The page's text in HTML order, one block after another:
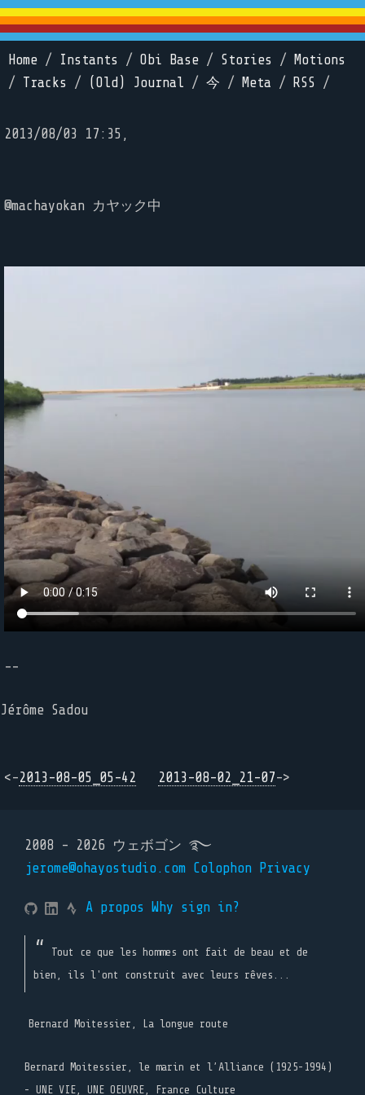
Home / Instants / Obi Base / Stories /
Motions
/ Tracks / (Old) Journal / 今 / Meta / RSS /
2013/08/03 17:35,
@machayokan カヤック中
--
Jérôme Sadou
<-2013-08-05_05-42 2013-08-02_21-07->
2008 - 2026 ウェボゴン ࿐
jerome@ohayostudio.com Colophon Privacy
A propos Why sign in?
Tout ce que les hommes ont fait de beau et de
bien, ils l'ont construit avec leurs rêves...
Bernard Moitessier, La longue route
Bernard Moitessier, le marin et l’Alliance (1925-1994)
- UNE VIE, UNE OEUVRE, France Culture